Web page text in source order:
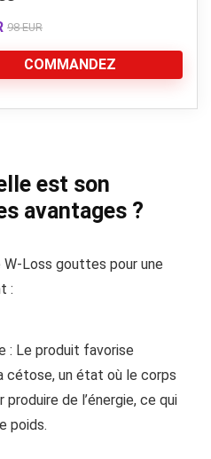
98 EUR
COMMANDEZ
est son
avantages ?
Loss gouttes pour une
:
: Le produit favorise
cétose, un état où le corps
de l’énergie, ce qui
poids.